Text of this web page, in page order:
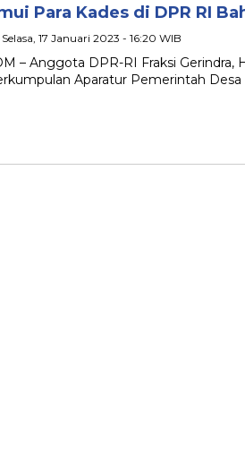
Para Kades di DPR RI
Selasa, 17 Januari 2023 - 16:20 WIB
– Anggota DPR-RI Fraksi
Aparatur Pemerintah